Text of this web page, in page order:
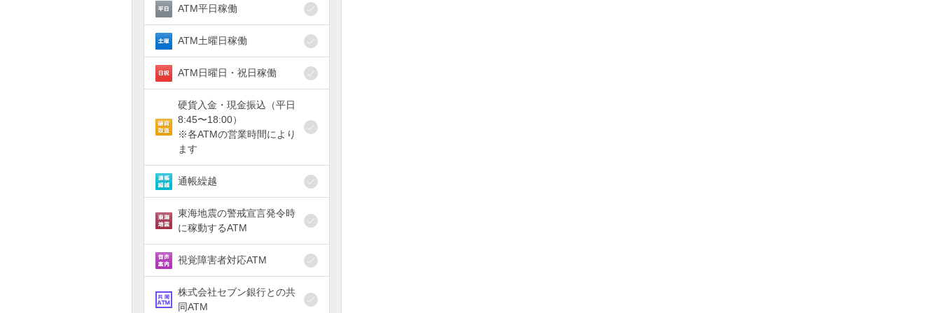
ATM平日稼働
ATM土曜日稼働
ATM日曜日・祝日稼働
硬貨入金・現金振込（平日
8:45〜18:00）
※各ATMの営業時間により
ます
通帳繰越
東海地震の警戒宣言発令時
に稼動するATM
視覚障害者対応ATM
株式会社セブン銀行との共
同ATM